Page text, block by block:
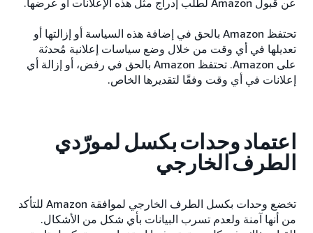
عن قبول Amazon لطلب إدراج مثل هذه الإعلانات أو عرضها.
تحتفظ Amazon بالحق في إضافة هذه السياسة أو إزالتها أو
تعديلها في أي وقت من خلال وضع سياسات إعلانية مُحدثة
على Amazon. تحتفظ Amazon بالحق في رفض، أو إزالة أي
إعلانات في أي وقت وفقًا لتقديرها الخاص.
اعتماد وحدات بكسل لمورّدي
الطرف الخارجي
تخضع وحدات بكسل الطرف الخارجي لموافقة Amazon للتأكد
من أنها آمنة ولعدم تسرب البيانات بأي شكل من الأشكال.